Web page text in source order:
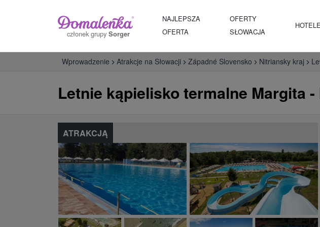
członek grupy Sorger
NAJLEPSZA
OFERTA
OFERTY
SŁOWACJA
HOTELE
Wprowadzenie Atrakcje na Słowacji Západné Slovensko Nitriansky kraj
Letnie kąpielisko termalne Margita -
ATRAKCJĄ